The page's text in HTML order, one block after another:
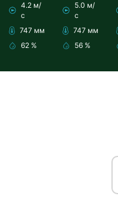
4.2 м/
с
747 мм
62 %
5.0 м/
с
747 мм
56 %